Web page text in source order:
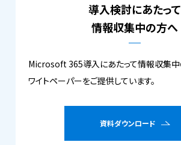
導入検討にあたって
情報収集中の方へ
Microsoft 365導入にあたって情報収集中
ワイトペーパーをご提供しています。
資料ダウンロード